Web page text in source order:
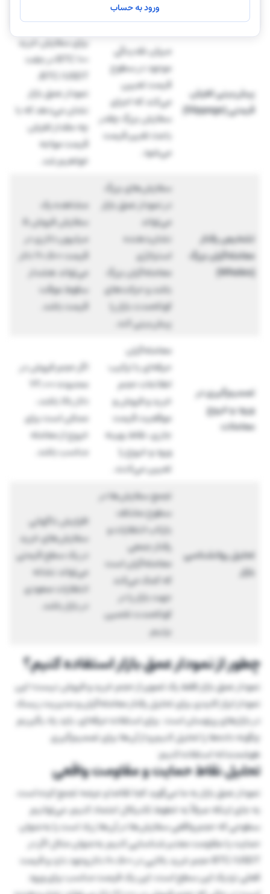
ورود به حساب
تشخیص دهد.
پیش‌بینی لغزش
قیمتی (Slippage)
میزان نقدینگی
موجود در سطوح
قیمت تعیین
می‌کند که اجرای
سفارش بزرگ چقدر
باعث تغییر قیمت
می‌شود.
برای سفارش خرید
۱۰۰ BTC در جفت
BTC/USDT،
نمودار عمق بازار
نشان می‌دهد که با
چه مقدار لغزش
قیمت مواجه
خواهیم شد.
تشخیص رفتار
معامله‌گران بزرگ
(Whales)
سفارش‌های بزرگ
در نمودار عمق بازار
می‌تواند
نشان‌دهنده
استراتژی
معامله‌گران بزرگ
باشد و حرکت‌های
کوتاه‌مدت بازار را
پیش‌بینی کند.
مشاهده یک
سفارش فروش ۵
میلیون دلاری در
قیمت ۷۰,۵۰۰ دلار
می‌تواند هشدار
سقوط موقت
قیمت باشد.
تصمیم‌گیری در
ورود و خروج
معاملات
معامله‌گران
حرفه‌ای با ترکیب
اطلاعات حجم
خرید و فروش و
موقعیت قیمت
جاری، نقاط بهینه
ورود و خروج را
تعیین می‌کنند.
اگر حجم فروش در
محدوده ۷۲,۰۰۰
دلار بالا باشد،
ممکن است برای
خروج از معامله
مناسب باشد.
تحلیل روانشناسی
بازار
تجمع سفارش‌ها در
سطوح مختلف
بازتاب انتظارات و
رفتار جمعی
معامله‌گران است
که کمک می‌کند
جهت بازار را در
کوتاه‌مدت تخمین
بزنیم.
افزایش ناگهانی
سفارش‌های خرید
در یک سطح قیمتی
می‌تواند نشانه
انتظارات صعودی
در بازار باشد.
چطور از نمودار عمق بازار استفاده کنیم؟
نمودار عمق بازار فقط یک تصویر از حجم خرید و فروش نیست؛ این
نمودار ابزار کلیدی برای تحلیل رفتار معامله‌گران و مدیریت ریسک
در بازارهای پرنوسان است. برای استفاده حرفه‌ای، باید یاد بگیریم
چگونه داده‌ها را تحلیل کنیم و از آن‌ها برای تصمیم‌گیری
هوشمندانه استفاده کنیم:
تحلیل نقاط حمایت و مقاومت واقعی
نمودار عمق بازار به ما می‌گوید کجا تقاضا و عرضه تجمع کرده است.
به جای اینکه صرفاً به خطوط تکنیکال اعتماد کنیم، می‌توانیم
سطوحی که حجم واقعی سفارش‌ها در آن‌ها زیاد است را به‌عنوان
حمایت یا مقاومت معتبر شناسایی کنیم.به‌عنوان مثال اگر در
BTC/USDT حجم خرید بالایی در 8۰,۵۰۰ دلار وجود دارد و قیمت
فعلی نزدیک این سطح است، این یک فرصت مناسب برای ورود